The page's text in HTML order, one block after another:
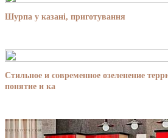
Шурпа у казані, приготування
Стильное и современное озеленение
понятие и ка